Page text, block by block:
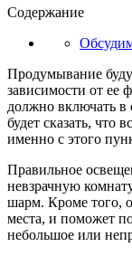
Содержание
Продумывание
зависимости от ее
должно включать в
будет сказать, что
именно с этого
Правильное
невзрачную
шарм. Кроме того,
места, и поможет
небольшое или